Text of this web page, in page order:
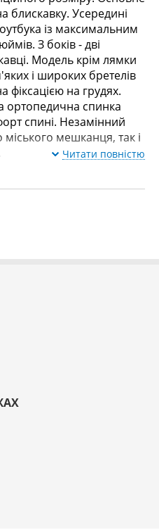
блискавку. Усередині
із максимальним
З боків - дві
Модель крім лямки
і широких бретелів
фіксацією на грудях.
ортопедична спинка
спині. Незамінний
міського мешканця, так і
Читати повністю